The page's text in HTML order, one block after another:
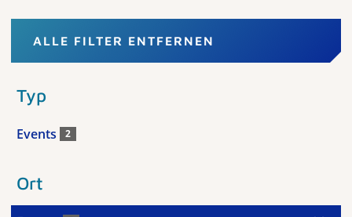
ALLE FILTER ENTFERNEN
Typ
Events 2
Ort